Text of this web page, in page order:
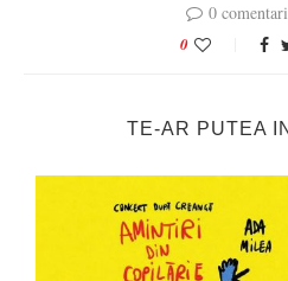
0
0
TE-AR PUTEA